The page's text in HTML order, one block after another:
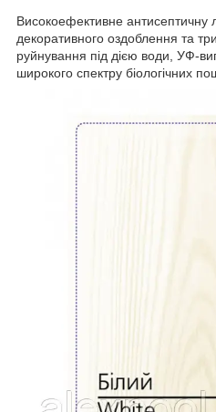
Високоефективне антисептичну
декоративного оздоблення та
руйнування під дією води, УФ-
широкого спектру біологічних